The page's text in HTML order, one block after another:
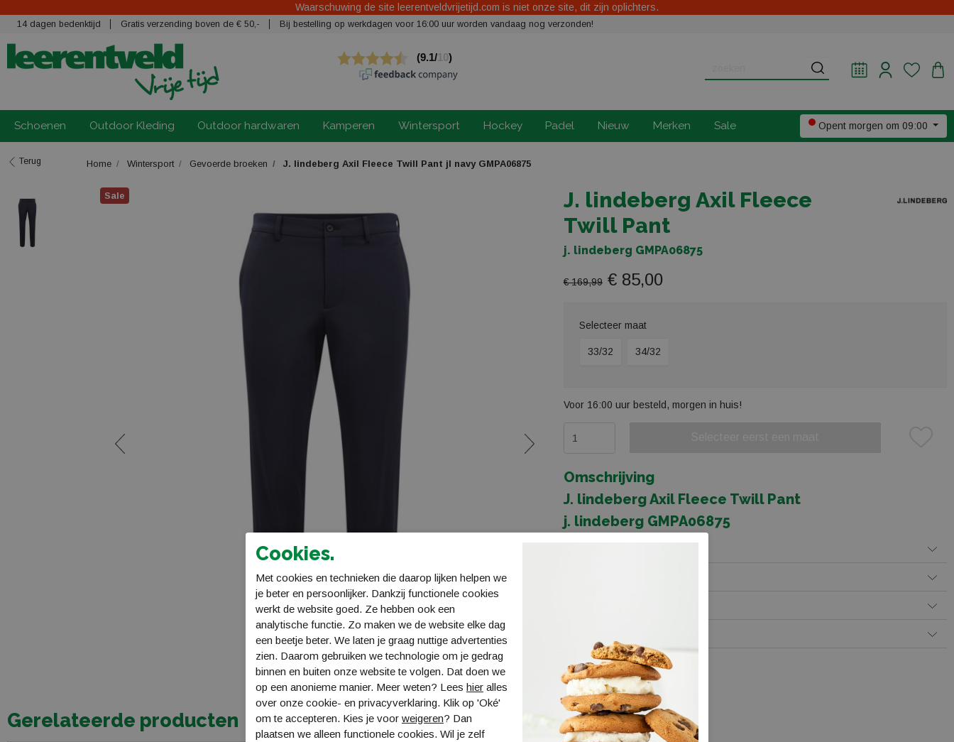
Waarschuwing de site leerentveldvrijetijd.com is niet onze site, dit zijn oplichters.
14 dagen bedenktijd Gratis verzending boven de € 50,- Bij bestelling op werkdagen voor 16:00 uur worden vandaag nog verzonden!
Schoenen Outdoor Kleding Outdoor hardwaren Kamperen Wintersport Hockey Padel Nieuw Merken Sale Opent morgen om 09:00
Terug Home Wintersport Gevoerde broeken J. lindeberg Axil Fleece Twill Pant jl navy GMPA06875
Sale
J. lindeberg Axil Fleece
Twill Pant
j. lindeberg GMPA06875
€ 169,99 € 85,00
Selecteer maat
33/32 34/32
Voor 16:00 uur besteld, morgen in huis!
Omschrijving
J. lindeberg Axil Fleece Twill Pant
j. lindeberg GMPA06875
Gerelateerde producten
Cookies.
Met cookies en technieken die daarop lijken helpen we
je beter en persoonlijker. Dankzij functionele cookies
werkt de website goed. Ze hebben ook een
analytische functie. Zo maken we de website elke dag
een beetje beter. We laten je graag nuttige advertenties
zien. Daarom gebruiken we technologie om je gedrag
binnen en buiten onze website te volgen. Dat doen we
op een anonieme manier. Meer weten? Lees hier alles
over onze cookie- en privacyverklaring. Klik op 'Oké'
om te accepteren. Kies je voor weigeren? Dan
plaatsen we alleen functionele cookies. Wil je zelf